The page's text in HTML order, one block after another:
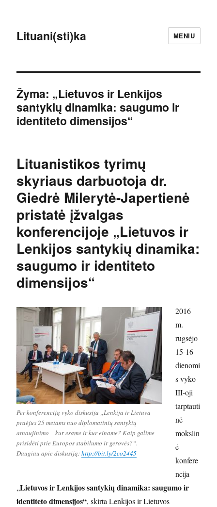
Lituani(sti)ka MENIU
Žyma: „Lietuvos ir Lenkijos
santykių dinamika: saugumo ir
identiteto dimensijos“
Lituanistikos tyrimų
skyriaus darbuotoja dr.
Giedrė Milerytė-Japertienė
pristatė įžvalgas
konferencijoje „Lietuvos ir
Lenkijos santykių dinamika:
saugumo ir identiteto
dimensijos“
Per konferenciją vyko diskusija „Lenkija ir Lietuva
praėjus 25 metams nuo diplomatinių santykių
atnaujinimo – kur esame ir kur einame? Kaip galime
prisidėti prie Europos stabilumo ir gerovės?“.
Daugiau apie diskusiją:http://bit.ly/2co2445
2016
m.
rugsėjo
15-16
dienomi
s vyko
III-oji
tarptauti
nė
mokslin
ė
konfere
ncija
„Lietuvos ir Lenkijos santykių dinamika: saugumo ir
identiteto dimensijos“, skirta Lenkijos ir Lietuvos